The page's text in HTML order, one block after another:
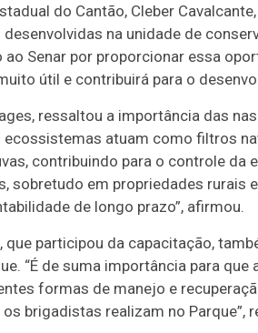
do Cantão, Cleber
na unidade de
ao Senar por proporcionar essa
útil e contribuirá para o
ressaltou a importância das
ecossistemas atuam como filtros
contribuindo para o controle da
sobretudo em propriedades rurais
de longo prazo”, afirmou.
participou da capacitação,
“É de suma importância para
formas de manejo e
brigadistas realizam no Parque”,